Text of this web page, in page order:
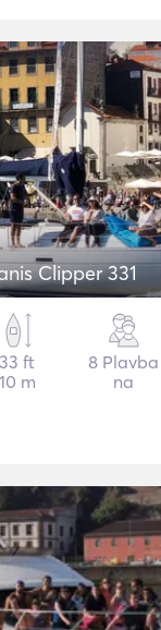
Clipper 331
33 ft
10 m
8 Plavba
na